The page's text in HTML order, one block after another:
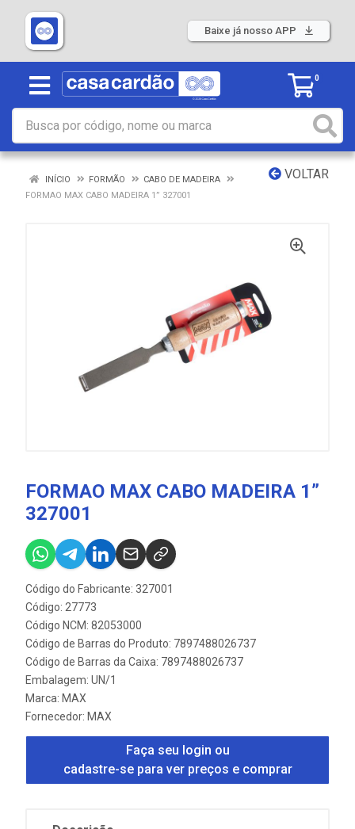
Baixe já nosso APP
0
VOLTAR
INÍCIO FORMÃO
CABO DE MADEIRA
FORMAO MAX CABO MADEIRA 1” 327001
FORMAO MAX CABO MADEIRA 1”
327001
Código do Fabricante: 327001
Código: 27773
Código NCM: 82053000
Código de Barras do Produto: 7897488026737
Código de Barras da Caixa: 7897488026737
Embalagem: UN/1
Marca: MAX
Fornecedor: MAX
Faça seu login ou
cadastre-se para ver preços e comprar